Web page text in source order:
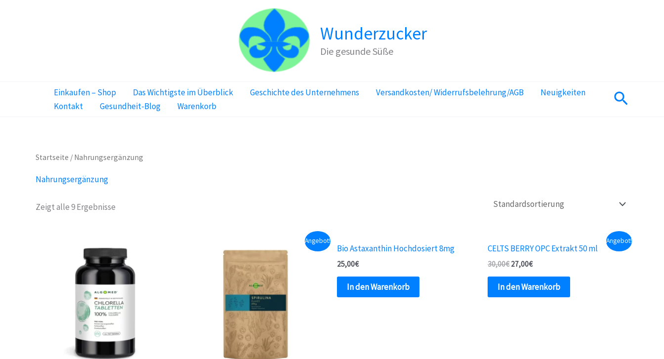
Wunderzucker
Die gesunde Süße
Einkaufen – Shop Das Wichtigste im Überblick Geschichte des Unternehmens Versandkosten/ Widerrufsbelehrung/AGB
Neuigkeiten
Kontakt
Gesundheit-Blog Warenkorb Suchen
Startseite / Nahrungsergänzung
Nahrungsergänzung
Zeigt alle 9 Ergebnisse
Angebot!
Bio Astaxanthin Hochdosiert 8mg
25,00€
In den Warenkorb
Angebot!
CELTS BERRY OPC Extrakt 50 ml
30,00€ 27,00€
In den Warenkorb